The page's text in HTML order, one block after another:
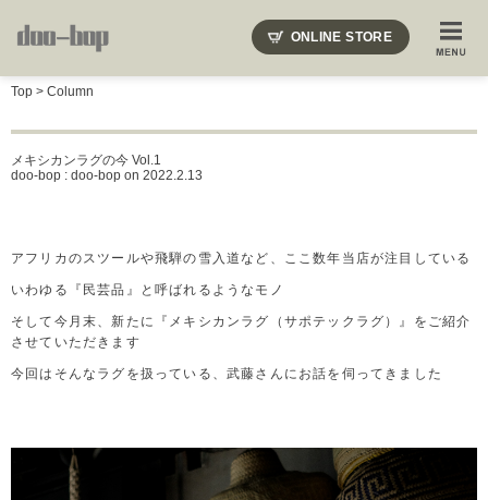
NAKAJIMA'S BLOG
TSUKAMOTO'S BLOG
ONLINE STORE
Top > Column
メキシカンラグの今 Vol.1
doo-bop : doo-bop on 2022.2.13
アフリカのスツールや飛騨の雪入道など、ここ数年当店が注目している
いわゆる『民芸品』と呼ばれるようなモノ
そして今月末、新たに『メキシカンラグ（サポテックラグ）』をご紹介
させていただきます
今回はそんなラグを扱っている、武藤さんにお話を伺ってきました